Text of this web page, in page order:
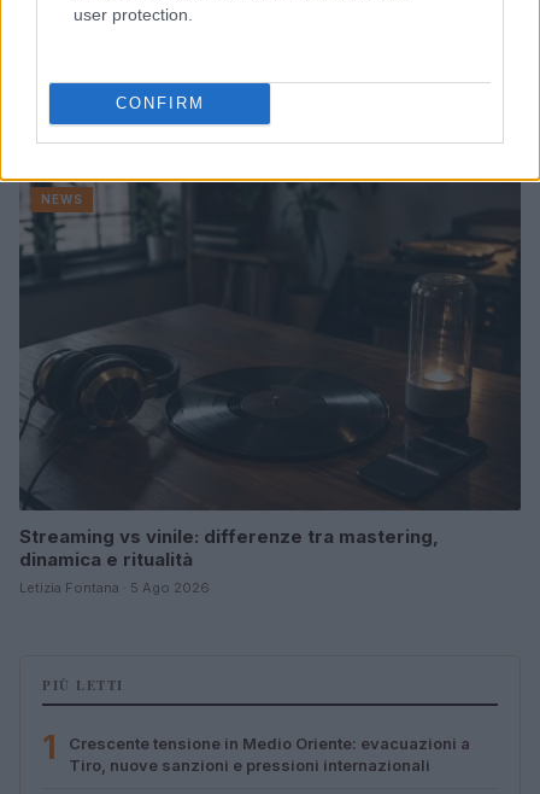
user protection.
CONFIRM
Valle d’Aosta: polemiche tra sindacato e istituzioni per
le supplenze scolastiche
Edoardo Marchesi · 5 Ago 2026
NEWS
Streaming vs vinile: differenze tra mastering,
dinamica e ritualità
Letizia Fontana · 5 Ago 2026
PIÙ LETTI
1
Crescente tensione in Medio Oriente: evacuazioni a
Tiro, nuove sanzioni e pressioni internazionali